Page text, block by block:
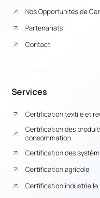
Nos Opportunités de
Partenariats
Contact
Services
Certification textile et
Certification des
consommation
Certification des
Certification agricole
Certification industrielle